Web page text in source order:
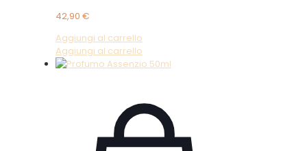
42,90 €
Aggiungi al carrello
Aggiungi al carrello